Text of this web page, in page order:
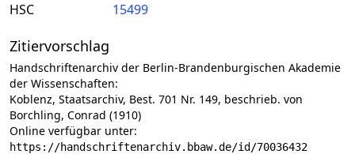
HSC
15499
Zitiervorschlag
Handschriftenarchiv der Berlin-Brandenburgischen Akademie
der Wissenschaften:
Koblenz, Staatsarchiv, Best. 701 Nr. 149, beschrieb. von
Borchling, Conrad (1910)
Online verfügbar unter:
https://handschriftenarchiv.bbaw.de/id/70036432